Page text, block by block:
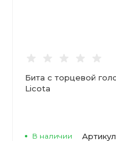
Бита с торцевой
Licota
В наличии Артикул